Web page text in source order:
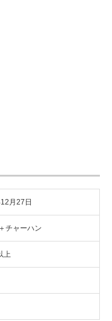
月27日
チャーハン
上